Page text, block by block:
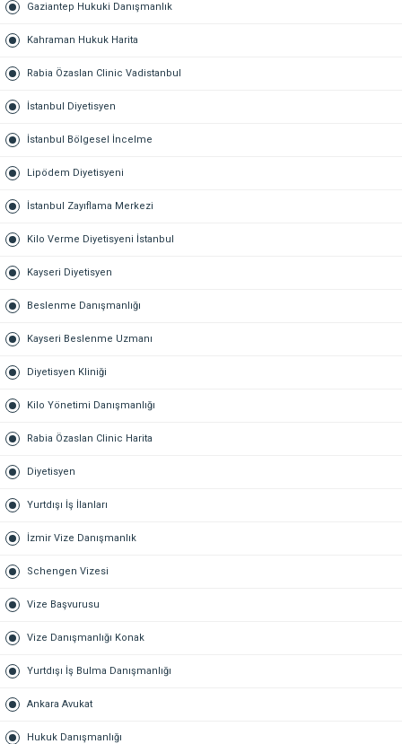
Gaziantep Hukuki Danışmanlık
Kahraman Hukuk Harita
Rabia Özaslan Clinic Vadistanbul
İstanbul Diyetisyen
İstanbul Bölgesel İncelme
Lipödem Diyetisyeni
İstanbul Zayıflama Merkezi
Kilo Verme Diyetisyeni İstanbul
Kayseri Diyetisyen
Beslenme Danışmanlığı
Kayseri Beslenme Uzmanı
Diyetisyen Kliniği
Kilo Yönetimi Danışmanlığı
Rabia Özaslan Clinic Harita
Diyetisyen
Yurtdışı İş İlanları
İzmir Vize Danışmanlık
Schengen Vizesi
Vize Başvurusu
Vize Danışmanlığı Konak
Yurtdışı İş Bulma Danışmanlığı
Ankara Avukat
Hukuk Danışmanlığı